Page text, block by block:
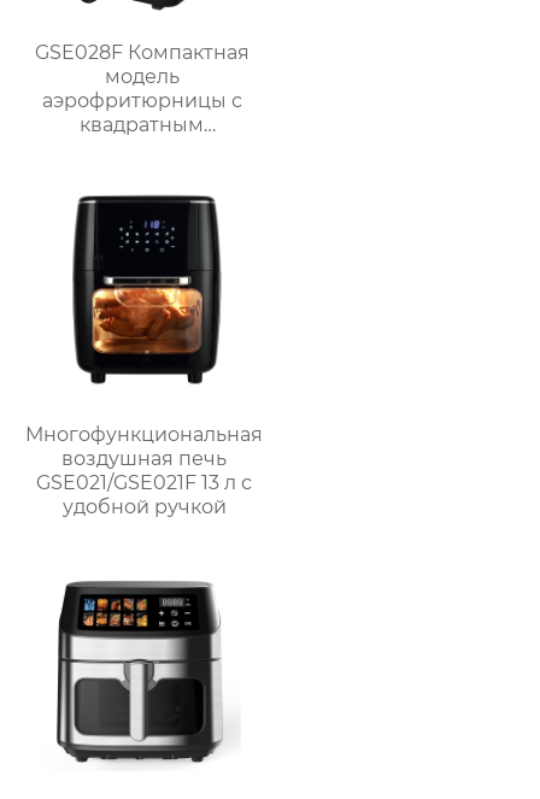
GSE028F Компактная
модель
аэрофритюрницы с
квадратным
мощностью 1300 Вт
Многофункциональная
воздушная печь
GSE021/GSE021F 13 л с
удобной ручкой